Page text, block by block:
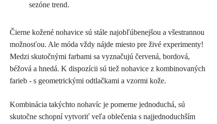
sezóne trend.
Čierne kožené nohavice sú stále najobľúbenejšou a všestrannou
možnosťou. Ale móda vždy nájde miesto pre živé experimenty!
Medzi skutočnými farbami sa vyznačujú červená, bordová,
béžová a hnedá. K dispozícii sú tiež nohavice z kombinovaných
farieb - s geometrickými odtlačkami a vzormi kože.
Kombinácia takýchto nohavíc je pomerne jednoduchá, sú
skutočne schopní vytvoriť veľa oblečenia s najjednoduchším